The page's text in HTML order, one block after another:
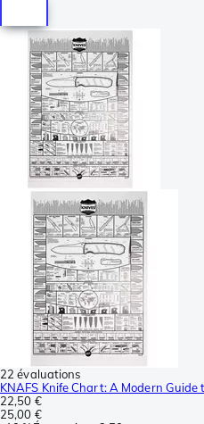
22 évaluations
KNAFS Knife Chart: A Modern Guide
22,50 €
25,00 €